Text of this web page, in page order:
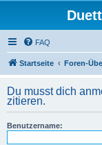
FAQ
Startseite Foren-
Du musst dich
zitieren.
Benutzername: